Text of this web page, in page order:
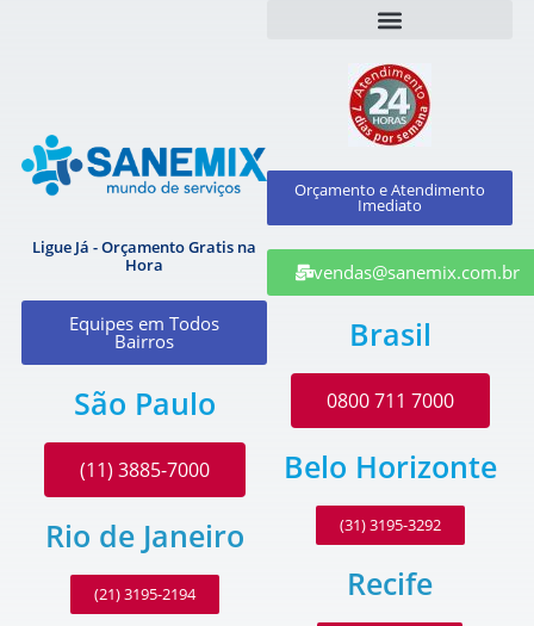
Ligue Já - Orçamento Gratis na
Hora
Equipes em Todos
Bairros
São Paulo
(11) 3885-7000
Rio de Janeiro
(21) 3195-2194
Orçamento e Atendimento
Imediato
vendas@sanemix.com.br
Brasil
0800 711 7000
Belo Horizonte
(31) 3195-3292
Recife